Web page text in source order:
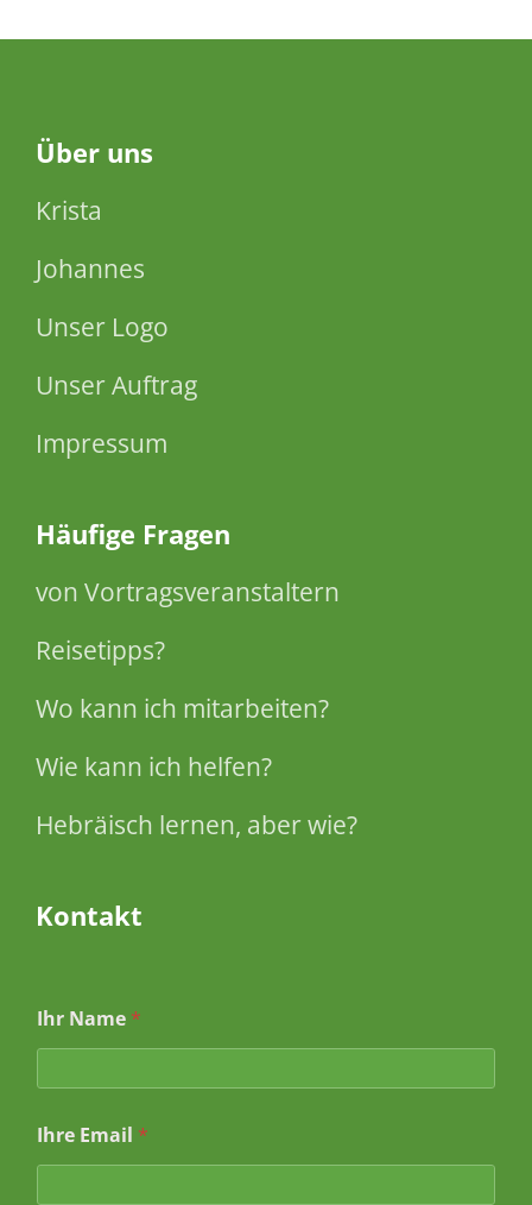
Über uns
Krista
Johannes
Unser Logo
Unser Auftrag
Impressum
Häufige Fragen
von Vortragsveranstaltern
Reisetipps?
Wo kann ich mitarbeiten?
Wie kann ich helfen?
Hebräisch lernen, aber wie?
Kontakt
Ihr Name *
h
r
Ihre Email *